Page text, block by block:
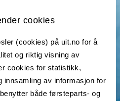
cookies
(cookies) på uit.no for å
og riktig visning av
cookies for statistikk,
innsamling av informasjon for
både førsteparts- og